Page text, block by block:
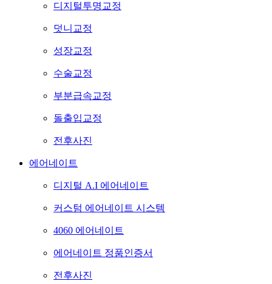
디지털투명교정
덧니교정
성장교정
수술교정
부분급속교정
돌출입교정
전후사진
에어네이트
디지털 A.I 에어네이트
커스텀 에어네이트 시스템
4060 에어네이트
에어네이트 정품인증서
전후사진